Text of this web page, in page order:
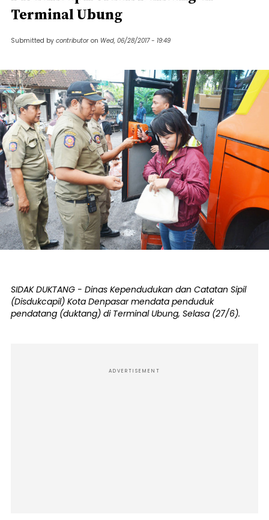
Terminal Ubung
Submitted by contributor on Wed, 06/28/2017 - 19:49
SIDAK DUKTANG - Dinas Kependudukan dan Catatan Sipil
(Disdukcapil) Kota Denpasar mendata penduduk
pendatang (duktang) di Terminal Ubung, Selasa (27/6).
ADVERTISEMENT